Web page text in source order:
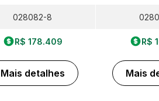
028082-8
R$ 178.409
Mais detalhes
R$
Mais